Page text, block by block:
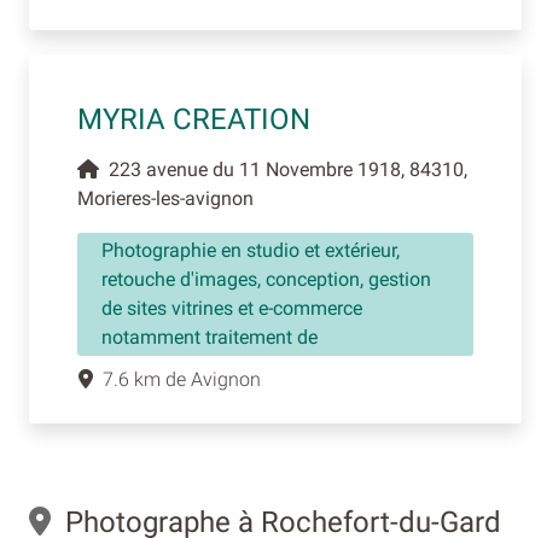
MYRIA CREATION
223 avenue du 11 Novembre 1918, 84310,
Morieres-les-avignon
Photographie en studio et extérieur,
retouche d'images, conception, gestion
de sites vitrines et e-commerce
notamment traitement de
7.6 km de Avignon
Photographe à Rochefort-du-Gard